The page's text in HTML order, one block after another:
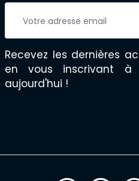
Recevez les dernières
en vous inscrivant à
aujourd'hui !